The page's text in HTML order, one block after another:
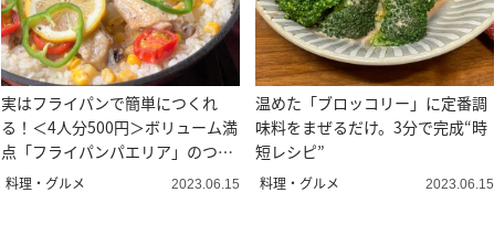
実はフライパンで簡単につくれ
る！＜4人分500円＞ボリューム満
点「フライパンパエリア」のつく
りかた
料理・グルメ 2023.06.15
温めた「ブロッコリー」に定番調
味料をまぜるだけ。3分で完成“時
短レシピ”
料理・グルメ 2023.06.15